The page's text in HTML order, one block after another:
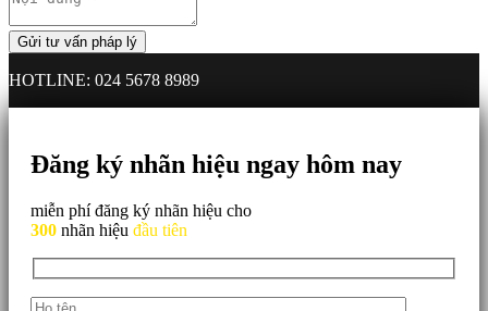
HOTLINE: 024 5678 8989
Đăng ký nhãn hiệu ngay hôm nay
miễn phí đăng ký nhãn hiệu cho
300 nhãn hiệu đầu tiên